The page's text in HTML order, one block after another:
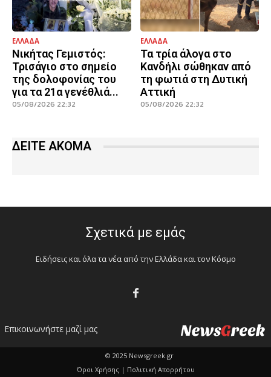
ΕΛΛΑΔΑ
Νικήτας Γεμιστός:
Τρισάγιο στο σημείο
της δολοφονίας του
για τα 21α γενέθλιά...
05/08/2026 22:32
ΕΛΛΑΔΑ
Τα τρία άλογα στο
Κανδήλι σώθηκαν από
τη φωτιά στη Δυτική
Αττική
05/08/2026 22:32
ΔΕΙΤΕ ΑΚΟΜΑ
Σχετικά με εμάς
Ειδήσεις και όλα τα νέα από την Ελλάδα και τον Κόσμο
Επικοινωνήστε μαζί μας
© 2025 Newsgreek.gr
Όροι Χρήσης | Πολιτική Απορρήτου